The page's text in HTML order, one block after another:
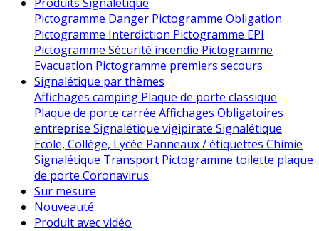
Pictogramme Danger Pictogramme Obligation
Pictogramme Interdiction Pictogramme EPI
Pictogramme Sécurité incendie Pictogramme
Evacuation Pictogramme premiers secours
Signalétique par thèmes
Affichages camping Plaque de porte classique
Plaque de porte carrée Affichages Obligatoires
entreprise Signalétique vigipirate Signalétique
Ecole, Collège, Lycée Panneaux / étiquettes Chimie
Signalétique Transport Pictogramme toilette plaque
de porte Coronavirus
Sur mesure
Nouveauté
Produit avec vidéo